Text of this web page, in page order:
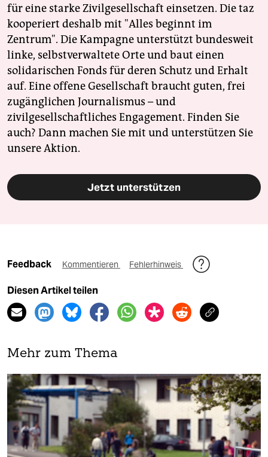
für eine starke Zivilgesellschaft einsetzen. Die taz
kooperiert deshalb mit "Alles beginnt im
Zentrum". Die Kampagne unterstützt bundesweit
linke, selbstverwaltete Orte und baut einen
solidarischen Fonds für deren Schutz und Erhalt
auf. Eine offene Gesellschaft braucht guten, frei
zugänglichen Journalismus – und
zivilgesellschaftliches Engagement. Finden Sie
auch? Dann machen Sie mit und unterstützen Sie
unsere Aktion.
Jetzt unterstützen
Feedback Kommentieren Fehlerhinweis
Diesen Artikel teilen
Mehr zum Thema